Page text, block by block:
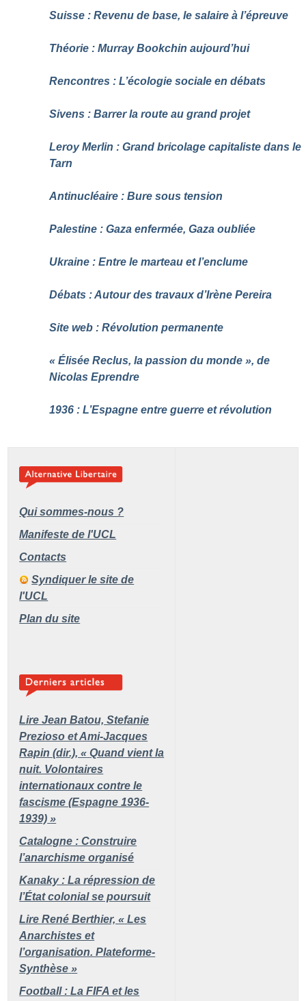
Suisse : Revenu de base, le salaire à l’épreuve
Théorie : Murray Bookchin aujourd’hui
Rencontres : L’écologie sociale en débats
Sivens : Barrer la route au grand projet
Leroy Merlin : Grand bricolage capitaliste dans le
Tarn
Antinucléaire : Bure sous tension
Palestine : Gaza enfermée, Gaza oubliée
Ukraine : Entre le marteau et l’enclume
Débats : Autour des travaux d’Irène Pereira
Site web : Révolution permanente
« Élisée Reclus, la passion du monde », de
Nicolas Eprendre
1936 : L’Espagne entre guerre et révolution
Qui sommes-nous ?
Manifeste de l'UCL
Contacts
Syndiquer le site de
l'UCL
Plan du site
Lire Jean Batou, Stefanie
Prezioso et Ami-Jacques
Rapin (dir.), « Quand vient la
nuit. Volontaires
internationaux contre le
fascisme (Espagne 1936-
1939) »
Catalogne : Construire
l’anarchisme organisé
Kanaky : La répression de
l’État colonial se poursuit
Lire René Berthier, « Les
Anarchistes et
l’organisation. Plateforme-
Synthèse »
Football : La FIFA et les